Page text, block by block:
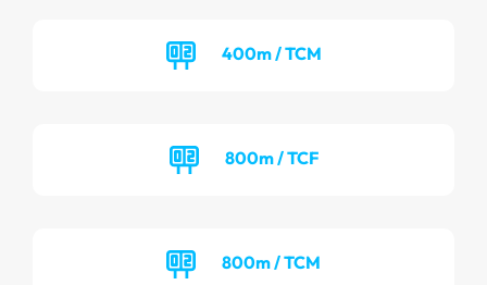
400m / TCM
800m / TCF
800m / TCM